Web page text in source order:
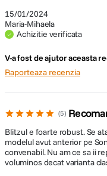
15/01/2024
Maria-Mihaela
Achizitie verificata
V-a fost de ajutor aceasta
Raporteaza recenzia
5
Blitzul e foarte robust. Se
modelul avut anterior pe
convenabil. Nu am ce sa ii
voluminos decat varianta